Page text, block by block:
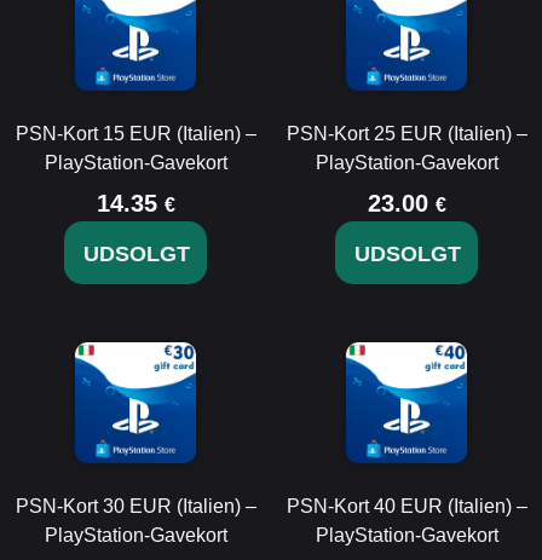
PSN-Kort 15 EUR (Italien) –
PlayStation-Gavekort
14.35 €
UDSOLGT
PSN-Kort 25 EUR (Italien) –
PlayStation-Gavekort
23.00 €
UDSOLGT
PSN-Kort 30 EUR (Italien) –
PlayStation-Gavekort
PSN-Kort 40 EUR (Italien) –
PlayStation-Gavekort